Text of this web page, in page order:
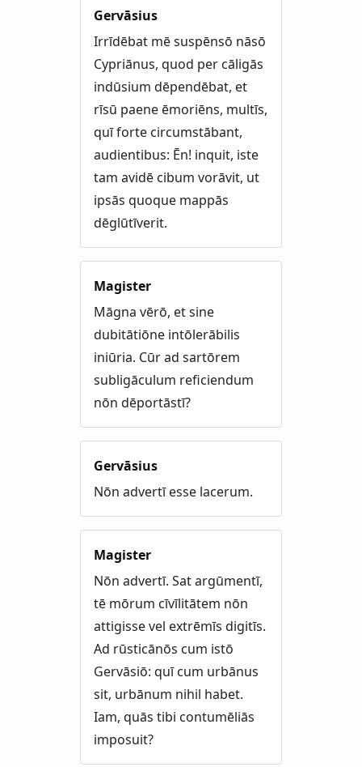
Gervāsius
Irrīdēbat mē suspēnsō nāsō
Cypriānus, quod per cāligās
indūsium dēpendēbat, et
rīsū paene ēmoriēns, multīs,
quī forte circumstābant,
audientibus: Ēn! inquit, iste
tam avidē cibum vorāvit, ut
ipsās quoque mappās
dēglūtīverit.
Magister
Māgna vērō, et sine
dubitātiōne intōlerābilis
iniūria. Cūr ad sartōrem
subligāculum reficiendum
nōn dēportāstī?
Gervāsius
Nōn advertī esse lacerum.
Magister
Nōn advertī. Sat argūmentī,
tē mōrum cīvīlitātem nōn
attigisse vel extrēmīs digitīs.
Ad rūsticānōs cum istō
Gervāsiō: quī cum urbānus
sit, urbānum nihil habet.
Iam, quās tibi contumēliās
imposuit?